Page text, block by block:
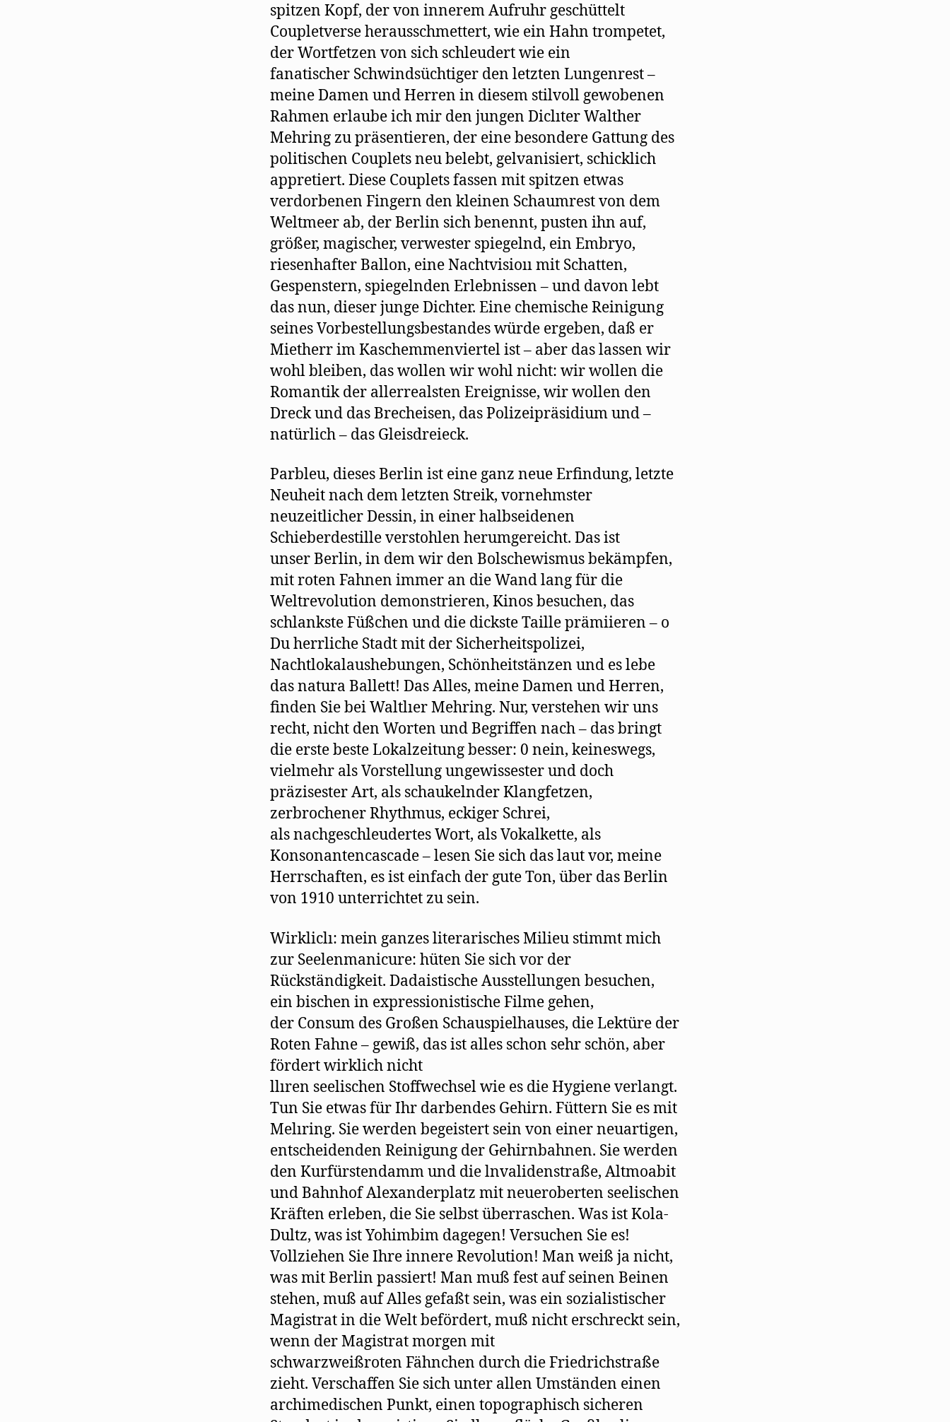
spitzen Kopf, der von innerem Aufruhr geschüttelt
Coupletverse herausschmettert, wie ein Hahn trompetet,
der Wortfetzen von sich schleudert wie ein
fanatischer Schwindsüchtiger den letzten Lungenrest –
meine Damen und Herren in diesem stilvoll gewobenen
Rahmen erlaube ich mir den jungen Diclıter Walther
Mehring zu präsentieren, der eine besondere Gattung des
politischen Couplets neu belebt, gelvanisiert, schicklich
appretiert. Diese Couplets fassen mit spitzen etwas
verdorbenen Fingern den kleinen Schaumrest von dem
Weltmeer ab, der Berlin sich benennt, pusten ihn auf,
größer, magischer, verwester spiegelnd, ein Embryo,
riesenhafter Ballon, eine Nachtvisioıı mit Schatten,
Gespenstern, spiegelnden Erlebnissen – und davon lebt
das nun, dieser junge Dichter. Eine chemische Reinigung
seines Vorbestellungsbestandes würde ergeben, daß er
Mietherr im Kaschemmenviertel ist – aber das lassen wir
wohl bleiben, das wollen wir wohl nicht: wir wollen die
Romantik der allerrealsten Ereignisse, wir wollen den
Dreck und das Brecheisen, das Polizeipräsidium und –
natürlich – das Gleisdreieck.
Parbleu, dieses Berlin ist eine ganz neue Erfindung, letzte
Neuheit nach dem letzten Streik, vornehmster
neuzeitlicher Dessin, in einer halbseidenen
Schieberdestille verstohlen herumgereicht. Das ist
unser Berlin, in dem wir den Bolschewismus bekämpfen,
mit roten Fahnen immer an die Wand lang für die
Weltrevolution demonstrieren, Kinos besuchen, das
schlankste Füßchen und die dickste Taille prämiieren – o
Du herrliche Stadt mit der Sicherheitspolizei,
Nachtlokalaushebungen, Schönheitstänzen und es lebe
das natura Ballett! Das Alles, meine Damen und Herren,
finden Sie bei Waltlıer Mehring. Nur, verstehen wir uns
recht, nicht den Worten und Begriffen nach – das bringt
die erste beste Lokalzeitung besser: 0 nein, keineswegs,
vielmehr als Vorstellung ungewissester und doch
präzisester Art, als schaukelnder Klangfetzen,
zerbrochener Rhythmus, eckiger Schrei,
als nachgeschleudertes Wort, als Vokalkette, als
Konsonantencascade – lesen Sie sich das laut vor, meine
Herrschaften, es ist einfach der gute Ton, über das Berlin
von 1910 unterrichtet zu sein.
Wirkliclı: mein ganzes literarisches Milieu stimmt mich
zur Seelenmanicure: hüten Sie sich vor der
Rückständigkeit. Dadaistische Ausstellungen besuchen,
ein bischen in expressionistische Filme gehen,
der Consum des Großen Schauspielhauses, die Lektüre der
Roten Fahne – gewiß, das ist alles schon sehr schön, aber
fördert wirklich nicht
llıren seelischen Stoffwechsel wie es die Hygiene verlangt.
Tun Sie etwas für Ihr darbendes Gehirn. Füttern Sie es mit
Melıring. Sie werden begeistert sein von einer neuartigen,
entscheidenden Reinigung der Gehirnbahnen. Sie werden
den Kurfürstendamm und die lnvalidenstraße, Altmoabit
und Bahnhof Alexanderplatz mit neueroberten seelischen
Kräften erleben, die Sie selbst überraschen. Was ist Kola-
Dultz, was ist Yohimbim dagegen! Versuchen Sie es!
Vollziehen Sie Ihre innere Revolution! Man weiß ja nicht,
was mit Berlin passiert! Man muß fest auf seinen Beinen
stehen, muß auf Alles gefaßt sein, was ein sozialistischer
Magistrat in die Welt befördert, muß nicht erschreckt sein,
wenn der Magistrat morgen mit
schwarzweißroten Fähnchen durch die Friedrichstraße
zieht. Verschaffen Sie sich unter allen Umständen einen
archimedischen Punkt, einen topographisch sicheren